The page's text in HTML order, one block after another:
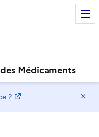
Médicaments
?